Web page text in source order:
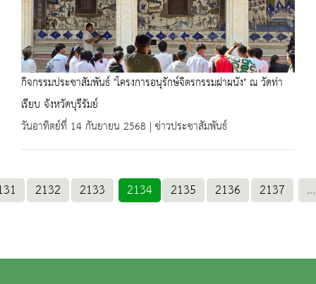
กิจกรรมประชาสัมพันธ์ "โครงการอนุรักษ์จิตรกรรมฝาผนัง" ณ วัดท่า
เรียบ จังหวัดบุรีรัมย์
วันอาทิตย์ที่ 14 กันยายน 2568 | ข่าวประชาสัมพันธ์
2132 2133 2134 2135 2136 2137 ...